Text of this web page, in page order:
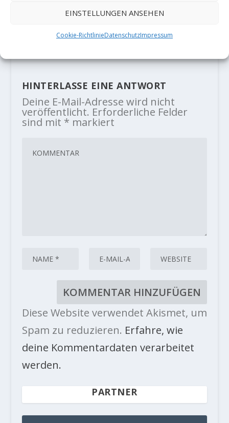
EINSTELLUNGEN ANSEHEN
Cookie-RichtlinieDatenschutzImpressum
Stefano Ghisolfi vermeldet „La
16. Januar 2018
HINTERLASSE EINE ANTWORT
Deine E-Mail-Adresse wird nicht
veröffentlicht. Erforderliche Felder
sind mit * markiert
Diese Website verwendet Akismet, um
Spam zu reduzieren. Erfahre, wie
deine Kommentardaten verarbeitet
werden.
PARTNER